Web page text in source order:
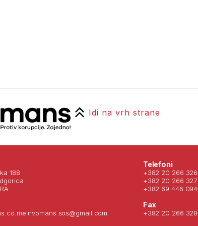
Idi na vrh strane
188
nvomans.sos@gmail.com
Telefoni
+382 20 266 326
+382 20 266 327
+382 69 446 094
Fax
+382 20 266 328